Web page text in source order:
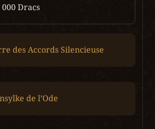
000 Dracs
des Accords Silencieuse
de l’Ode